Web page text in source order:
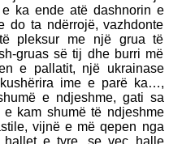
ka ende atë dashnorin e
do ta ndërrojë, vazhdonte
pleksur me një grua të
gruas së tij dhe burri më
e pallatit, një ukrainase
ime e parë ka…,
e ndjeshme, gati sa
e kam shumë të ndjeshme
vijnë e më qepen nga
e tyre, se veç halle